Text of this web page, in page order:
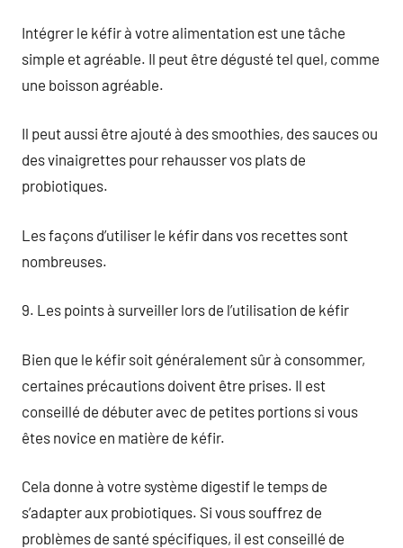
Intégrer le kéfir à votre alimentation est une tâche
simple et agréable. Il peut être dégusté tel quel, comme
une boisson agréable.
Il peut aussi être ajouté à des smoothies, des sauces ou
des vinaigrettes pour rehausser vos plats de
probiotiques.
Les façons d’utiliser le kéfir dans vos recettes sont
nombreuses.
9. Les points à surveiller lors de l’utilisation de kéfir
Bien que le kéfir soit généralement sûr à consommer,
certaines précautions doivent être prises. Il est
conseillé de débuter avec de petites portions si vous
êtes novice en matière de kéfir.
Cela donne à votre système digestif le temps de
s’adapter aux probiotiques. Si vous souffrez de
problèmes de santé spécifiques, il est conseillé de